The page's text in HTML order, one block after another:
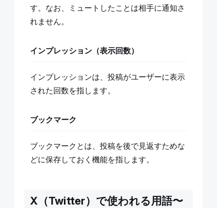
す。なお、ミュートしたことは相手に通知さ
れません。
インプレッション（表示回数）
インプレッションは、投稿がユーザーに表示
された回数を指します。
ブックマーク
ブックマークとは、投稿を後で見返すためな
どに保存しておく機能を指します。
X（Twitter）で使われる用語〜